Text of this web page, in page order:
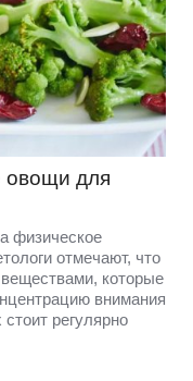
овощи для
физическое
отмечают, что
которые
внимания
регулярно